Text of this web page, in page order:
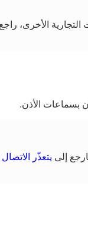
الأخرى، راجع
بسماعات الأذن.
إلى يتعذّر الاتصال